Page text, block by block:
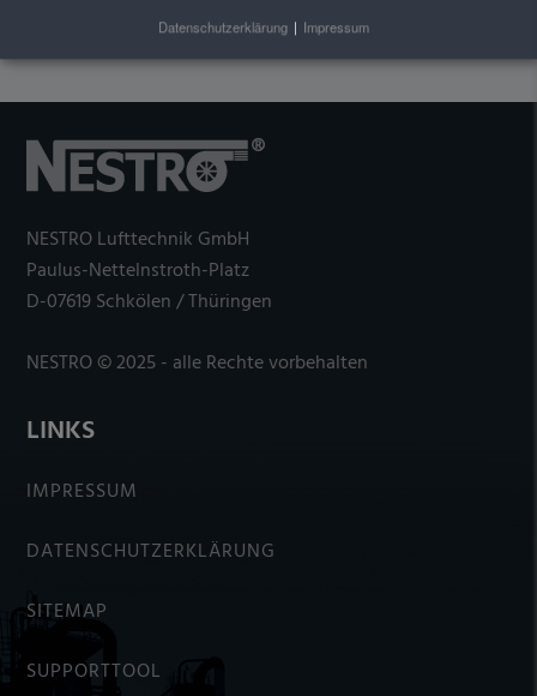
NESTRO Lufttechnik GmbH
Paulus-Nettelnstroth-Platz
D-07619 Schkölen / Thüringen
NESTRO © 2025 - alle Rechte vorbehalten
LINKS
IMPRESSUM
DATENSCHUTZERKLÄRUNG
SITEMAP
SUPPORTTOOL
Datenschutzerklärung | Impressum